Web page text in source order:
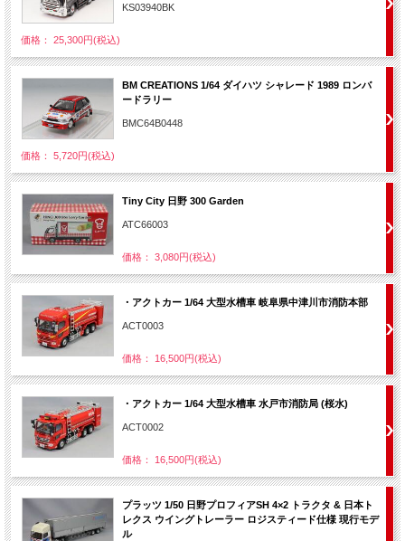
KS03940BK
価格： 25,300円(税込)
BM CREATIONS 1/64 ダイハツ シャレード 1989 ロンバ
ードラリー
BMC64B0448
価格： 5,720円(税込)
Tiny City 日野 300 Garden
ATC66003
価格： 3,080円(税込)
・アクトカー 1/64 大型水槽車 岐阜県中津川市消防本部
ACT0003
価格： 16,500円(税込)
・アクトカー 1/64 大型水槽車 水戸市消防局 (桜水)
ACT0002
価格： 16,500円(税込)
プラッツ 1/50 日野プロフィアSH 4×2 トラクタ & 日本ト
レクス ウイングトレーラー ロジスティード仕様 現行モデ
ル